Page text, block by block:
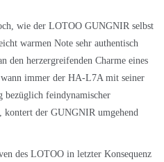
wie der LOTOO GUNGNIR selbst
warmen Note sehr authentisch
den herzergreifenden Charme eines
immer der HA-L7A mit seiner
bezüglich feindynamischer
kontert der GUNGNIR umgehend
des LOTOO in letzter Konsequenz